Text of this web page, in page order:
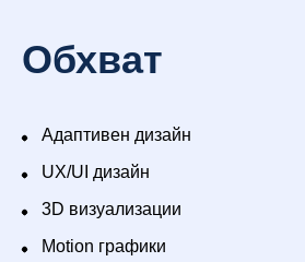
Обхват
Адаптивен дизайн
UX/UI дизайн
3D визуализации
Motion графики